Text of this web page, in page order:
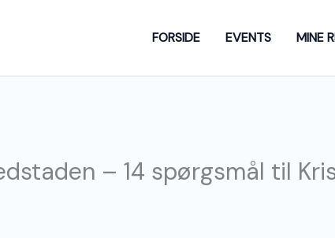
FORSIDE EVENTS MINE
– 14 spørgsmål til